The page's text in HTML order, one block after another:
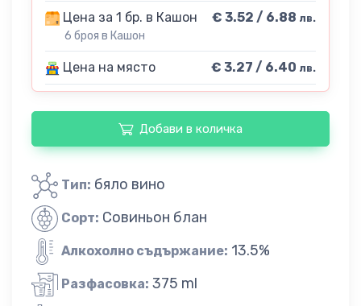
Цена за 1 бр. в Кашон
6 броя в Кашон
€ 3.52 / 6.88 лв.
Цена на място € 3.27 / 6.40 лв.
Добави в количка
Тип: бяло вино
Сорт: Совиньон блан
Алкохолно съдържание: 13.5%
Разфасовка: 375 ml